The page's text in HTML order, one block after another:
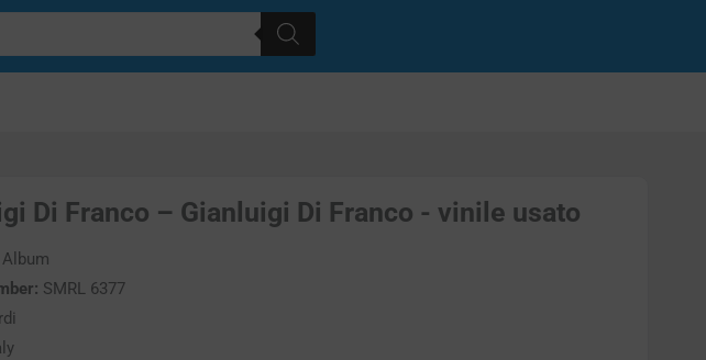
Di Franco – Gianluigi Di Franco - vinile usato
Album
SMRL 6377